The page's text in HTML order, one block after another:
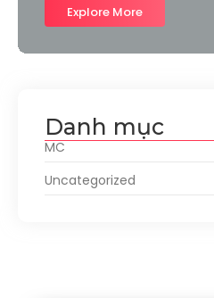
Explore More
Danh mục
MC
Uncategorized